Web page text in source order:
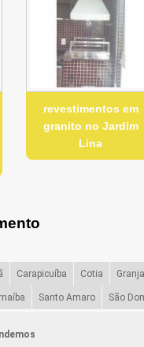
revestimentos em
granito no Jardim
Lina
Carapicuíba Cotia
Santo Amaro São